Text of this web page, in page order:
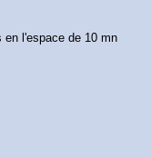
en l'espace de 10 mn